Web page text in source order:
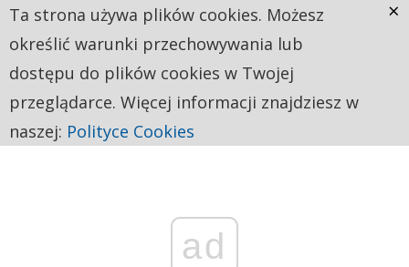
ad
Ta strona używa plików cookies. Możesz
określić warunki przechowywania lub
dostępu do plików cookies w Twojej
przeglądarce. Więcej informacji znajdziesz w
naszej: Polityce Cookies
×